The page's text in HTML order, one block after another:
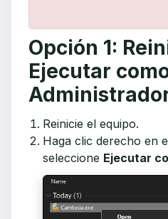
Opción 1:
Ejecutar
Reinicie el equipo.
Haga clic derecho en
seleccione Ejecutar